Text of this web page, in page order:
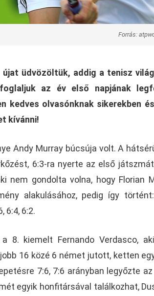
Forrás:
üdvözöltük, addig a tenisz
az év első napjának
kedves olvasónknak sikerekben
kívánni!
Andy Murray búcsúja volt. A
6:3-ra nyerte az első
nem gondolta volna, hogy Florian
alakulásához, pedig így
6:4, 6:2.
8. kiemelt Fernando Verdasco,
16 közé 6 német jutott, ketten
7:6, 7:6 arányban legyőzte
egyik honfitársával találkozhat,